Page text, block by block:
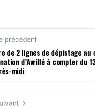
précédent
de 2 lignes de dépistage au
d’Avrillé à compter du
midi